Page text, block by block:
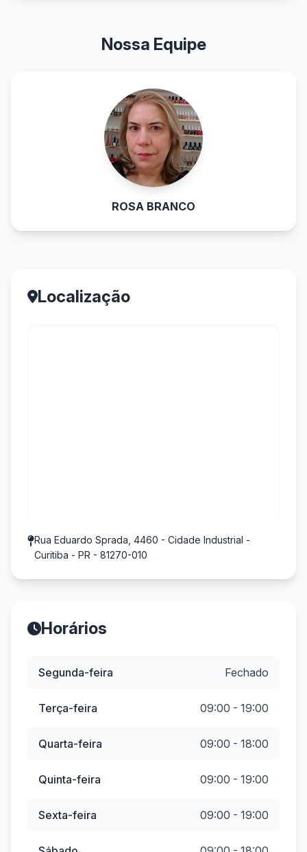
Nossa Equipe
ROSA BRANCO
Localização
Rua Eduardo Sprada, 4460 - Cidade Industrial -
Curitiba - PR - 81270-010
Horários
Segunda-feira Fechado
Terça-feira 09:00 - 19:00
Quarta-feira 09:00 - 18:00
Quinta-feira 09:00 - 19:00
Sexta-feira 09:00 - 19:00